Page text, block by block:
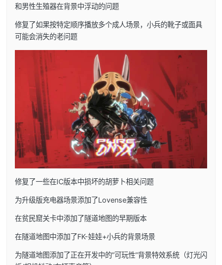
和男性生殖器在背景中浮动的问题
修复了如果按特定顺序播放多个成人场景，小兵的靴子或面具
可能会消失的老问题
修复了一些在IC版本中损坏的胡萝卜相关问题
为升级版充电器场景添加了Lovense兼容性
在贫民窟关卡中添加了隧道地图的早期版本
在隧道地图中添加了FK-娃娃+小兵的背景场景
为隧道地图添加了正在开发中的”可玩性”背景特效系统（灯光闪